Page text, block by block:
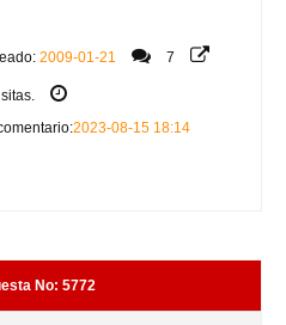
2009-01-21 7
2023-08-15 18:14
No: 5772